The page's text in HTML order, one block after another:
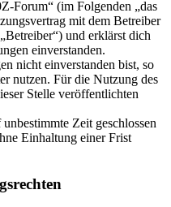
Forum“ (im Folgenden „das
mit dem Betreiber
und erklärst dich
einverstanden.
nicht einverstanden bist, so
nutzen. Für die Nutzung des
Stelle veröffentlichten
Zeit geschlossen
Einhaltung einer Frist